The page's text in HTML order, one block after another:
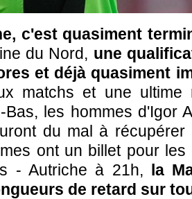
c'est quasiment
du Nord, une
et déjà quasiment
matchs et une ultime
les hommes d'Igor
du mal à
ont un billet pour
- Autriche à 21h, la
de retard sur